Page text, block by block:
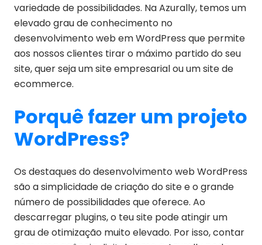
variedade de possibilidades. Na Azurally, temos um
elevado grau de conhecimento no
desenvolvimento web em WordPress que permite
aos nossos clientes tirar o máximo partido do seu
site, quer seja um site empresarial ou um site de
ecommerce.
Porquê fazer um projeto
WordPress?
Os destaques do desenvolvimento web WordPress
são a simplicidade de criação do site e o grande
número de possibilidades que oferece. Ao
descarregar plugins, o teu site pode atingir um
grau de otimização muito elevado. Por isso, contar